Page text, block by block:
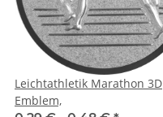
Leichtathletik Marathon 3D
Emblem,